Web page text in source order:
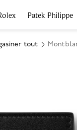
Patek Philippe
tout